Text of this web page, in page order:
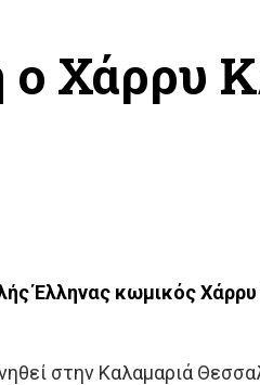
Χάρρυ
Έλληνας κωμικός
στην Καλαμαριά